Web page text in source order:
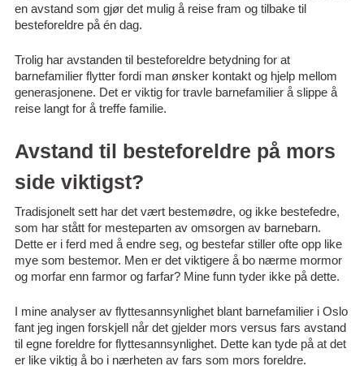
en avstand som gjør det mulig å reise fram og tilbake til
besteforeldre på én dag.
Trolig har avstanden til besteforeldre betydning for at
barnefamilier flytter fordi man ønsker kontakt og hjelp mellom
generasjonene. Det er viktig for travle barnefamilier å slippe å
reise langt for å treffe familie.
Avstand til besteforeldre på mors
side viktigst?
Tradisjonelt sett har det vært bestemødre, og ikke bestefedre,
som har stått for mesteparten av omsorgen av barnebarn.
Dette er i ferd med å endre seg, og bestefar stiller ofte opp like
mye som bestemor. Men er det viktigere å bo nærme mormor
og morfar enn farmor og farfar? Mine funn tyder ikke på dette.
I mine analyser av flyttesannsynlighet blant barnefamilier i Oslo
fant jeg ingen forskjell når det gjelder mors versus fars avstand
til egne foreldre for flyttesannsynlighet. Dette kan tyde på at det
er like viktig å bo i nærheten av fars som mors foreldre.